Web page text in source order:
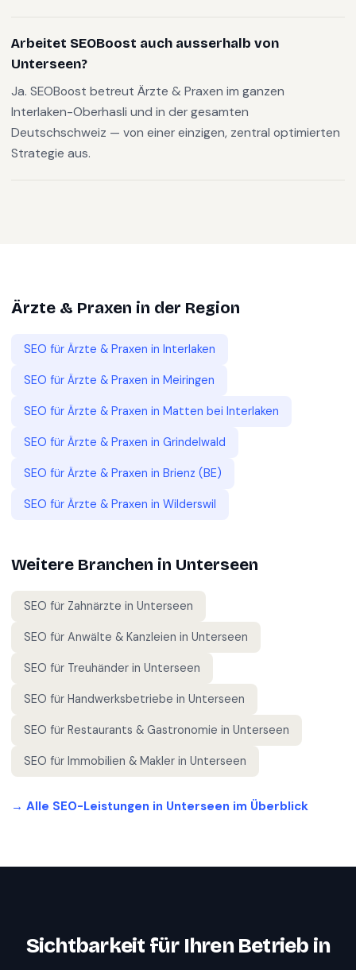
Arbeitet SEOBoost auch ausserhalb von
Unterseen?
Ja. SEOBoost betreut Ärzte & Praxen im ganzen
Interlaken-Oberhasli und in der gesamten
Deutschschweiz — von einer einzigen, zentral optimierten
Strategie aus.
Ärzte & Praxen in der Region
SEO für Ärzte & Praxen in Interlaken
SEO für Ärzte & Praxen in Meiringen
SEO für Ärzte & Praxen in Matten bei Interlaken
SEO für Ärzte & Praxen in Grindelwald
SEO für Ärzte & Praxen in Brienz (BE)
SEO für Ärzte & Praxen in Wilderswil
Weitere Branchen in Unterseen
SEO für Zahnärzte in Unterseen
SEO für Anwälte & Kanzleien in Unterseen
SEO für Treuhänder in Unterseen
SEO für Handwerksbetriebe in Unterseen
SEO für Restaurants & Gastronomie in Unterseen
SEO für Immobilien & Makler in Unterseen
→ Alle SEO-Leistungen in Unterseen im Überblick
Sichtbarkeit für Ihren Betrieb in